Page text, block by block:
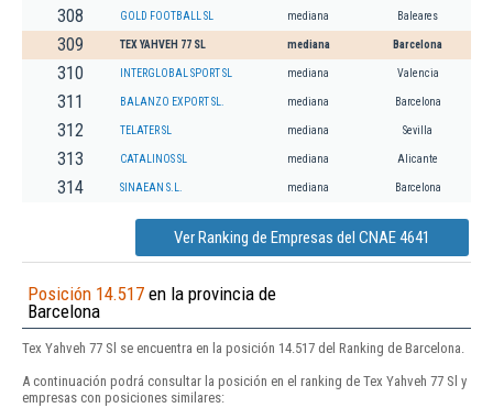
308 GOLD FOOTBALL SL mediana Baleares
309 TEX YAHVEH 77 SL mediana Barcelona
310 INTERGLOBAL SPORT SL mediana Valencia
311 BALANZO EXPORT SL. mediana Barcelona
312 TELATER SL mediana Sevilla
313 CATALINOS SL mediana Alicante
314 SINAEAN S.L. mediana Barcelona
Ver Ranking de Empresas del CNAE 4641
Posición 14.517 en la provincia de
Barcelona
Tex Yahveh 77 Sl se encuentra en la posición 14.517 del Ranking de Barcelona.
A continuación podrá consultar la posición en el ranking de Tex Yahveh 77 Sl y
empresas con posiciones similares: